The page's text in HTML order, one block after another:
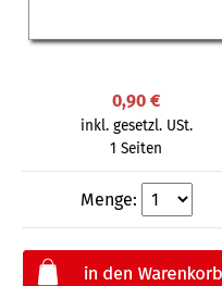
0,90 €
inkl. gesetzl. USt.
1 Seiten
Menge: